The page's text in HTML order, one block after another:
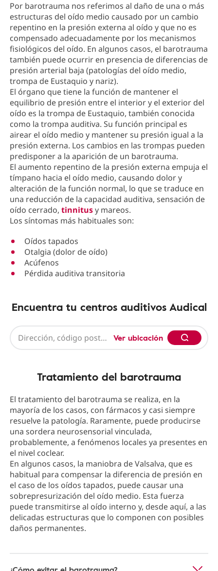
Por barotrauma nos referimos al daño de una o más
estructuras del oído medio causado por un cambio
repentino en la presión externa al oído y que no es
compensado adecuadamente por los mecanismos
fisiológicos del oído. En algunos casos, el barotrauma
también puede ocurrir en presencia de diferencias de
presión arterial baja (patologías del oído medio,
trompa de Eustaquio y nariz).
El órgano que tiene la función de mantener el
equilibrio de presión entre el interior y el exterior del
oído es la trompa de Eustaquio, también conocida
como la trompa auditiva. Su función principal es
airear el oído medio y mantener su presión igual a la
presión externa. Los cambios en las trompas pueden
predisponer a la aparición de un barotrauma.
El aumento repentino de la presión externa empuja el
tímpano hacia el oído medio, causando dolor y
alteración de la función normal, lo que se traduce en
una reducción de la capacidad auditiva, sensación de
oído cerrado, tinnitusy mareos.
Los síntomas más habituales son:
Oídos tapados
Otalgia (dolor de oído)
Acúfenos
Pérdida auditiva transitoria
Encuentra tu centros auditivos Audical
Ver ubicación
Tratamiento del barotrauma
El tratamiento del barotrauma se realiza, en la
mayoría de los casos, con fármacos y casi siempre
resuelve la patología. Raramente, puede producirse
una sordera neurosensorial vinculada,
probablemente, a fenómenos locales ya presentes en
el nivel coclear.
En algunos casos, la maniobra de Valsalva, que es
habitual para compensar la diferencia de presión en
el caso de los oídos tapados, puede causar una
sobrepresurización del oído medio. Esta fuerza
puede transmitirse al oído interno y, desde aquí, a las
delicadas estructuras que lo componen con posibles
daños permanentes.